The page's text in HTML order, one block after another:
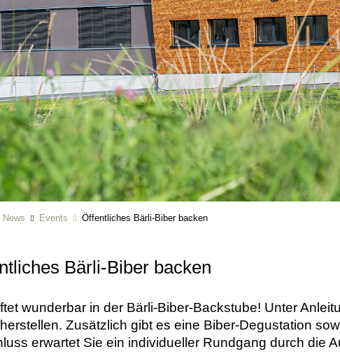
News Events Öffentliches Bärli-Biber backen
Bärli-Biber backen
wunderbar in der Bärli-Biber-Backstube! Unter
Zusätzlich gibt es eine Biber-Degustation
erwartet Sie ein individueller Rundgang durch die